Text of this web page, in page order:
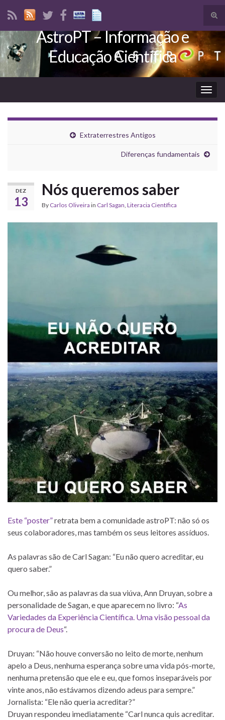
Search for:
AstroPT – Informação e
Educação Científica
Extraterrestres Antigos
Diferenças fundamentais
DEZ
13
Nós queremos saber
By Carlos Oliveira in Carl Sagan, Literacia Científica
Este “poster”retrata bem a comunidade astroPT: não só os
seus colaboradores, mas também os seus leitores assíduos.
As palavras são de Carl Sagan: “Eu não quero acreditar, eu
quero saber.”
Ou melhor, são as palavras da sua viúva, Ann Druyan, sobre a
personalidade de Sagan, e que aparecem no livro: “As
Variedades da Experiência Científica. Uma visão pessoal da
procura de Deus“.
Druyan: “Não houve conversão no leito de morte, nenhum
apelo a Deus, nenhuma esperança sobre uma vida pós-morte,
nenhuma pretensão que ele e eu, que fomos inseparáveis por
vinte anos, não estávamos dizendo adeus para sempre.”
Jornalista: “Ele não queria acreditar?”
Druyan respondeu imediatamente “Carl nunca quis acreditar.